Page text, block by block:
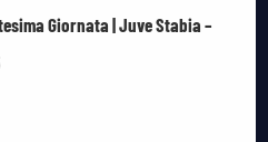
Giornata | Juve Stabia –